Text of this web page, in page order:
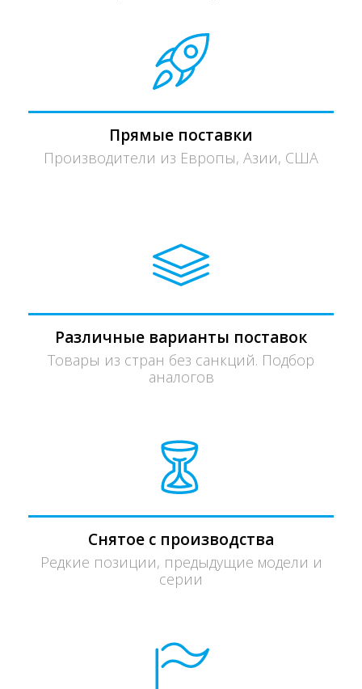
Прямые поставки
Производители из Европы, Азии, США
Различные варианты поставок
Товары из стран без санкций. Подбор
аналогов
Снятое с производства
Редкие позиции, предыдущие модели и
серии